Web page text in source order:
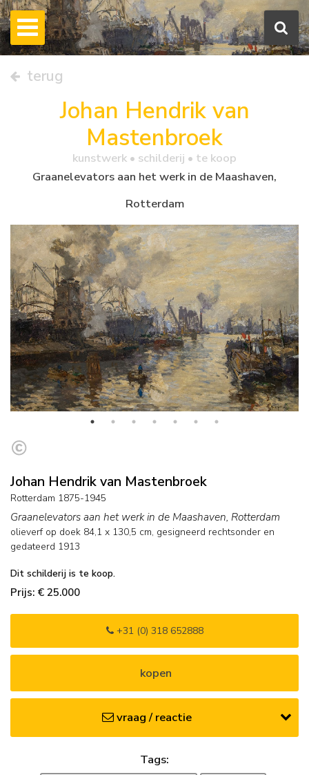
terug
Johan Hendrik van
Mastenbroek
kunstwerk • schilderij • te koop
Graanelevators aan het werk in de Maashaven,
Rotterdam
Johan Hendrik van Mastenbroek
Rotterdam 1875-1945
Graanelevators aan het werk in de Maashaven, Rotterdam
olieverf op doek 84,1 x 130,5 cm, gesigneerd rechtsonder en
gedateerd 1913
Dit schilderij is te koop.
Prijs: € 25.000
+31 (0) 318 652888
kopen
vraag / reactie
Tags: